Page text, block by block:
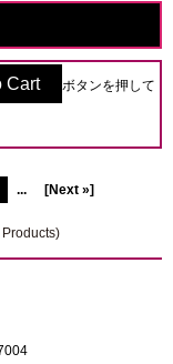
ボタンを押して
... [Next »]